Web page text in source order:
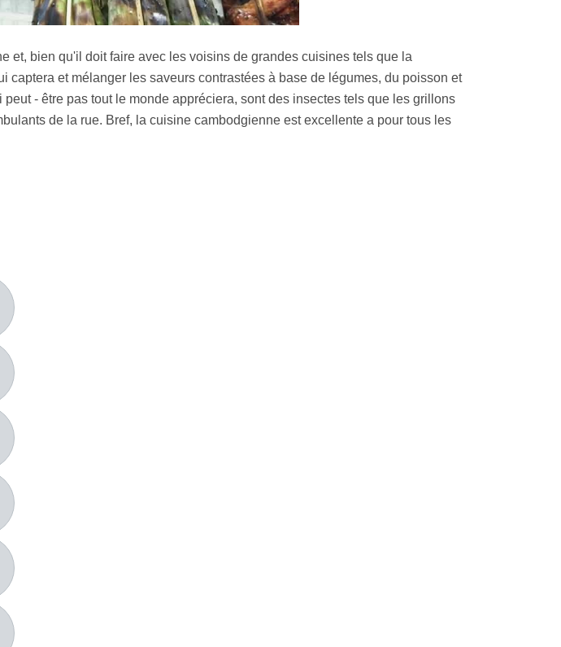
et, bien qu'il doit faire avec les voisins de grandes cuisines tels que la
et mélanger les saveurs contrastées à base de légumes, du poisson et
peut - être pas tout le monde appréciera, sont des insectes tels que les grillons
de la rue. Bref, la cuisine cambodgienne est excellente a pour tous les